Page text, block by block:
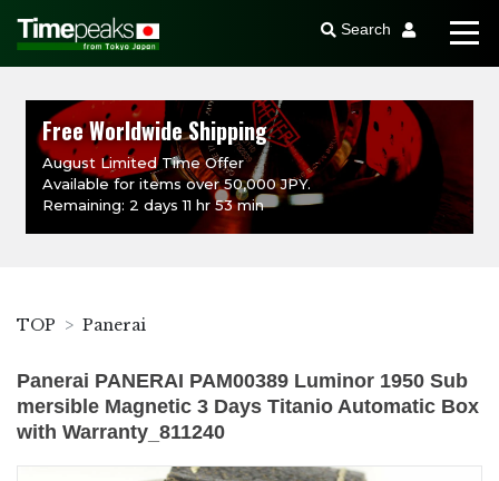
Search
Free Worldwide Shipping
August Limited Time Offer
Available for items over 50,000 JPY.
Remaining: 2 days 11 hr 53 min
TOP Panerai
Panerai PANERAI PAM00389 Luminor 1950 Sub
mersible Magnetic 3 Days Titanio Automatic Box
with Warranty_811240